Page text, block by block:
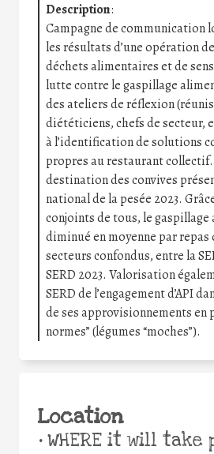
Description:
Campagne de communication
les résultats d’une opération
déchets alimentaires et de
lutte contre le gaspillage
des ateliers de réflexion
diététiciens, chefs de secteur,
à l’identification de solutions
propres au restaurant
destination des convives
national de la pesée 2023.
conjoints de tous, le
diminué en moyenne par repas
secteurs confondus, entre la
SERD 2023. Valorisation
SERD de l’engagement d’API
de ses approvisionnements en
normes” (légumes “moches”).
Location
•WHERE it will take